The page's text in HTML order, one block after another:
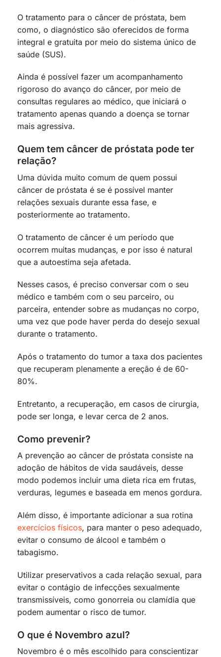
O tratamento para o câncer de próstata, bem
como, o diagnóstico são oferecidos de forma
integral e gratuita por meio do sistema único de
saúde (SUS).
Ainda é possível fazer um acompanhamento
rigoroso do avanço do câncer, por meio de
consultas regulares ao médico, que iniciará o
tratamento apenas quando a doença se tornar
mais agressiva.
Quem tem câncer de próstata pode ter
relação?
Uma dúvida muito comum de quem possui
câncer de próstata é se é possível manter
relações sexuais durante essa fase, e
posteriormente ao tratamento.
O tratamento de câncer é um período que
ocorrem muitas mudanças, e por isso é natural
que a autoestima seja afetada.
Nesses casos, é preciso conversar com o seu
médico e também com o seu parceiro, ou
parceira, entender sobre as mudanças no corpo,
uma vez que pode haver perda do desejo sexual
durante o tratamento.
Após o tratamento do tumor a taxa dos pacientes
que recuperam plenamente a ereção é de 60-
80%.
Entretanto, a recuperação, em casos de cirurgia,
pode ser longa, e levar cerca de 2 anos.
Como prevenir?
A prevenção ao câncer de próstata consiste na
adoção de hábitos de vida saudáveis, desse
modo podemos incluir uma dieta rica em frutas,
verduras, legumes e baseada em menos gordura.
Além disso, é importante adicionar a sua rotina
exercícios físicos, para manter o peso adequado,
evitar o consumo de álcool e também o
tabagismo.
Utilizar preservativos a cada relação sexual, para
evitar o contágio de infecções sexualmente
transmissíveis, como gonorreia ou clamídia que
podem aumentar o risco de tumor.
O que é Novembro azul?
Novembro é o mês escolhido para conscientizar